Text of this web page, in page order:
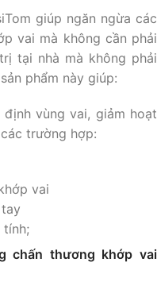
giúp ngăn ngừa các
vai mà không cần phải
tại nhà mà không phải
phẩm này giúp:
vùng vai, giảm hoạt
trường hợp:
vai
tính;
chấn thương khớp vai